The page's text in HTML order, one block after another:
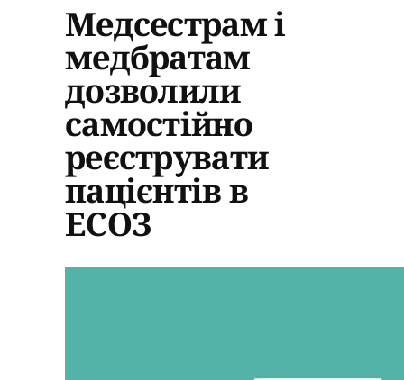
Медсестрам і
медбратам
дозволили
самостійно
реєструвати
пацієнтів в
ЕСОЗ